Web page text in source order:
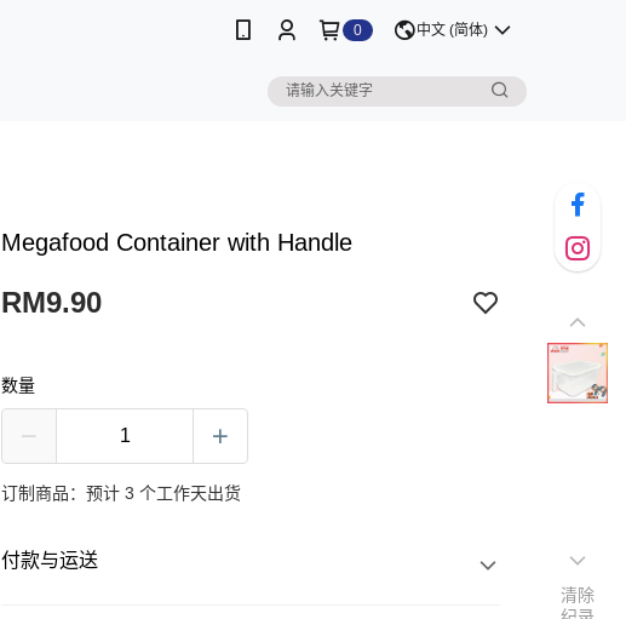
0 中文 (简体)
Megafood Container with Handle
RM9.90
数量
订制商品：预计 3 个工作天出货
付款与运送
清除